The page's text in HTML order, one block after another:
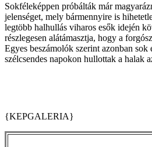
Sokféleképpen próbálták már
jelenséget, mely bármennyire is
legtöbb halhullás viharos esők idején
részlegesen alátámasztja, hogy a
Egyes beszámolók szerint azonban sok
szélcsendes napokon hullottak a halak
{KEPGALERIA}